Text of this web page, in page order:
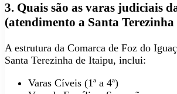
3. Quais são as varas judiciais
(atendimento a Santa
A estrutura da Comarca de Foz do
Santa Terezinha de Itaipu, inclui:
Varas Cíveis (1ª a 4ª)